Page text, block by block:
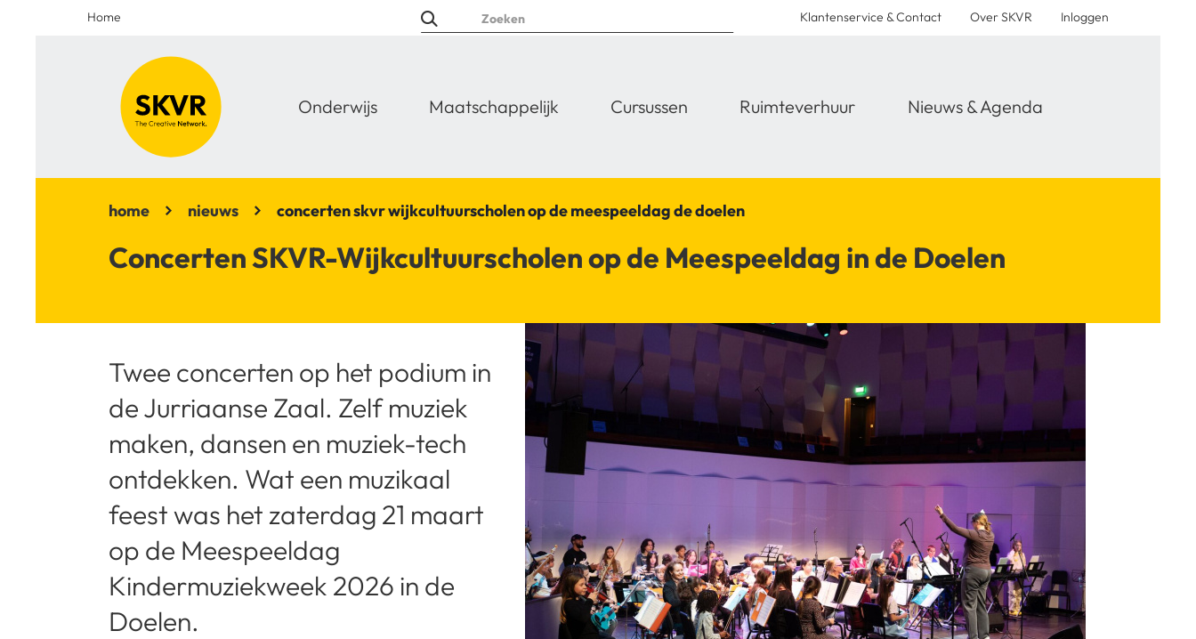
Home
Onderwijs Maatschappelijk Cursussen Ruimteverhuur Nieuws & Agenda
Klantenservice & Contact Over SKVR Inloggen
home nieuws concerten skvr wijkcultuurscholen op de meespeeldag de doelen
Concerten SKVR-Wijkcultuurscholen op de Meespeeldag in de Doelen
Twee concerten op het podium in
de Jurriaanse Zaal. Zelf muziek
maken, dansen en muziek-tech
ontdekken. Wat een muzikaal
feest was het zaterdag 21 maart
op de Meespeeldag
Kindermuziekweek 2026 in de
Doelen.